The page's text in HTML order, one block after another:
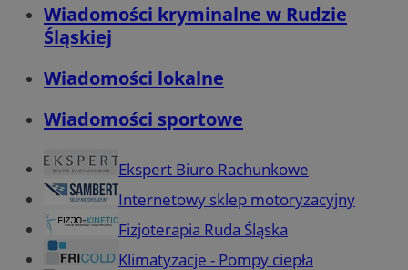
Wiadomości kryminalne w Rudzie
Śląskiej
Wiadomości lokalne
Wiadomości sportowe
Ekspert Biuro Rachunkowe
Internetowy sklep motoryzacyjny
Fizjoterapia Ruda Śląska
Klimatyzacje - Pompy ciepła